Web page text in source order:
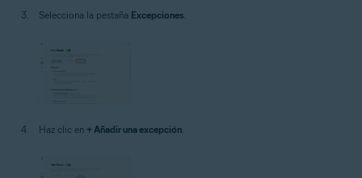
Selecciona la pestaña Excepciones.
Haz clic en + Añadir una excepción.